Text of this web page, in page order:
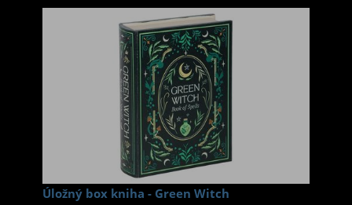
Úložný box kniha - Green Witch